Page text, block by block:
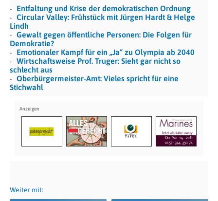
Entfaltung und Krise der demokratischen Ordnung
Circular Valley: Frühstück mit Jürgen Hardt & Helge
Lindh
Gewalt gegen öffentliche Personen: Die Folgen für
Demokratie?
Emotionaler Kampf für ein „Ja“ zu Olympia ab 2040
Wirtschaftsweise Prof. Truger: Sieht gar nicht so
schlecht aus
Oberbürgermeister-Amt: Vieles spricht für eine
Stichwahl
Weiter mit: